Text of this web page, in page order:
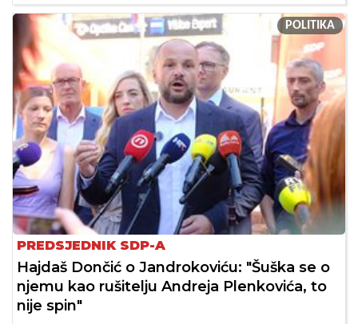
POLITIKA
PREDSJEDNIK SDP-A
Hajdaš Dončić o Jandrokoviću: "Šuška se o
njemu kao rušitelju Andreja Plenkovića, to
nije spin"